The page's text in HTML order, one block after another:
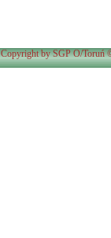
Copyright by SGP O/Toruń